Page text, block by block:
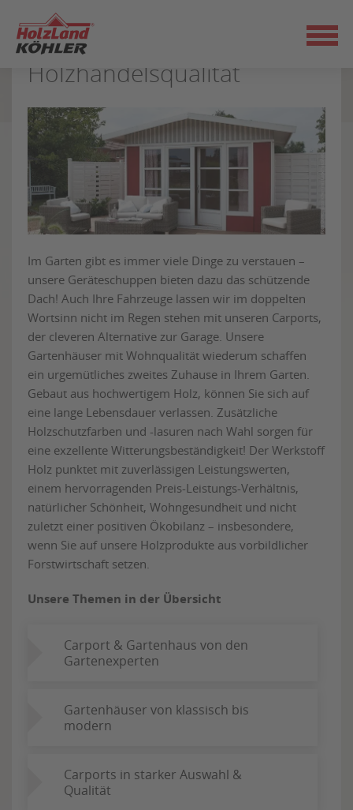
Seiteninhalt
springen
Gartenhäuser und Carports
in echter
Holzhandelsqualität
Im Garten gibt es immer viele Dinge zu verstauen –
unsere Geräteschuppen bieten dazu das schützende
Dach! Auch Ihre Fahrzeuge lassen wir im doppelten
Wortsinn nicht im Regen stehen mit unseren Carports,
der cleveren Alternative zur Garage. Unsere
Gartenhäuser mit Wohnqualität wiederum schaffen
ein urgemütliches zweites Zuhause in Ihrem Garten.
Gebaut aus hochwertigem Holz, können Sie sich auf
eine lange Lebensdauer verlassen. Zusätzliche
Holzschutzfarben und -lasuren nach Wahl sorgen für
eine exzellente Witterungsbeständigkeit! Der Werkstoff
Holz punktet mit zuverlässigen Leistungswerten,
einem hervorragenden Preis-Leistungs-Verhältnis,
natürlicher Schönheit, Wohngesundheit und nicht
zuletzt einer positiven Ökobilanz – insbesondere,
wenn Sie auf unsere Holzprodukte aus vorbildlicher
Forstwirtschaft setzen.
Unsere Themen in der Übersicht
Carport & Gartenhaus von den
Gartenexperten
Gartenhäuser von klassisch bis
modern
Carports in starker Auswahl &
Qualität